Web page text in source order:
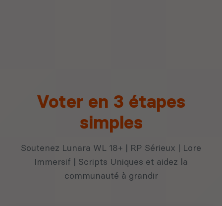
Voter en 3 étapes
simples
Soutenez Lunara WL 18+ | RP Sérieux | Lore
Immersif | Scripts Uniques et aidez la
communauté à grandir